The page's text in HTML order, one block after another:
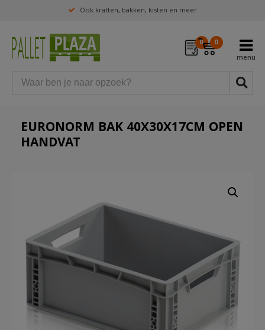
Ook kratten, bakken, kisten en meer
0 0
EURONORM BAK 40X30X17CM OPEN
HANDVAT